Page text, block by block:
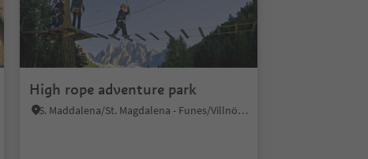
High rope adventure park
S. Maddalena/St. Magdalena - Funes/Villnöss, Villnöss/Funes, Dolomites Region Lüsen Villnöss